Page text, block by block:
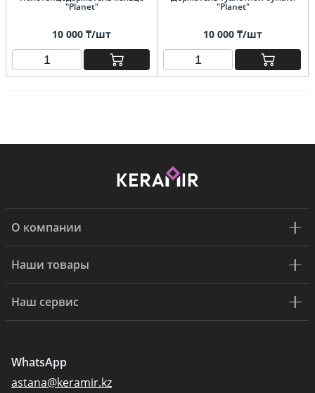
"Planet"
10 000 ₸/шт
"Planet"
10 000 ₸/шт
О компании
Наши товары
Наш сервис
WhatsApp
astana@keramir.kz